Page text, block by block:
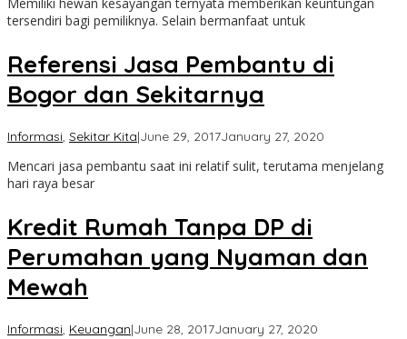
Anyar
tersendiri bagi pemiliknya. Selain bermanfaat untuk
Referensi Jasa Pembantu di
Bogor dan Sekitarnya
Informasi, Sekitar Kita|June 29, 2017January 27, 2020
Bantarjati
Mencari jasa pembantu saat ini relatif sulit, terutama menjelang
hari raya besar
Kredit Rumah Tanpa DP di
Perumahan yang Nyaman dan
Mewah
Informasi, Keuangan|June 28, 2017January 27, 2020